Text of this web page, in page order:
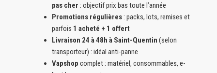
pas cher : objectif prix bas toute l’année
Promotions régulières: packs, lots, remises et
parfois 1 acheté + 1 offert
Livraison 24 à 48h à Saint-Quentin (selon
transporteur) : idéal anti-panne
Vapshop complet : matériel, consommables, e-